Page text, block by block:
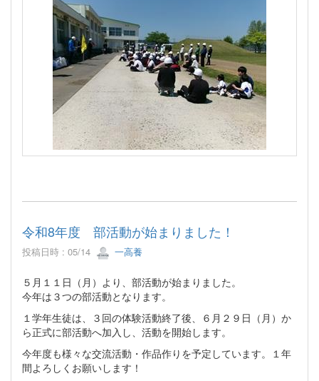
令和8年度 部活動が始まりました！
投稿日時 : 05/14 一高養
５月１１日（月）より、部活動が始まりました。
今年は３つの部活動となります。
１学年生徒は、３回の体験活動終了後、６月２９日（月）か
ら正式に部活動へ加入し、活動を開始します。
今年度も様々な交流活動・作品作りを予定しています。１年
間よろしくお願いします！